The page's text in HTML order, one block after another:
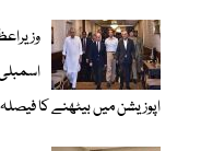
اپوزیشن میں بیٹھنے کا فیصلہ